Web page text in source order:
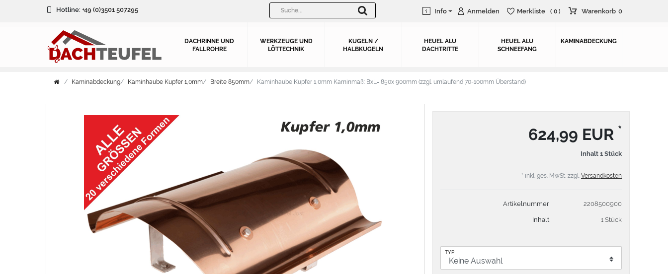
Hotline: +49 (0)3501 507295 Info Anmelden Merkliste ( 0 ) Warenkorb 0
DACHRINNE UND
FALLROHRE
WERKZEUGE UND
LÖTTECHNIK
KUGELN /
HALBKUGELN
HEUEL ALU
DACHTRITTE
HEUEL ALU
SCHNEEFANG
KAMINABDECKUNG
Kaminabdeckung Kaminhaube Kupfer 1,0mm Breite 850mm Kaminhaube Kupfer 1,0mm Kaminmaß: BxL= 850x 900mm (zzgl. umlaufend 70-100mm Überstand)
624,99 EUR *
Inhalt 1 Stück
* inkl. ges. MwSt. zzgl. Versandkosten
Artikelnummer 2208500900
Inhalt 1 Stück
TYP